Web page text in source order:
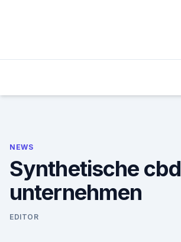
NEWS
Synthetische cbd
unternehmen
EDITOR